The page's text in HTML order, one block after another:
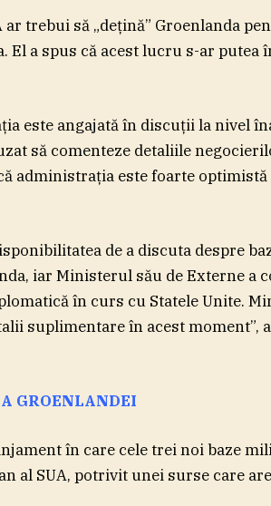
trebui să „deţină” Groenlanda
El a spus că acest lucru s-ar putea
este angajată în discuţii la nivel
să comenteze detaliile
administraţia este foarte
de a discuta despre
iar Ministerul său de Externe a
în curs cu Statele Unite.
suplimentare în acest moment”,
GROENLANDEI
în care cele trei noi baze
al SUA, potrivit unei surse care